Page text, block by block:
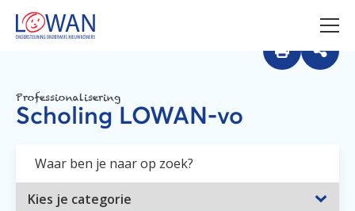
Professionalisering
Scholing LOWAN-vo